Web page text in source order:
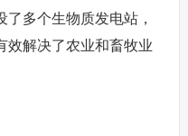
多个生物质发电站，
效解决了农业和畜牧业